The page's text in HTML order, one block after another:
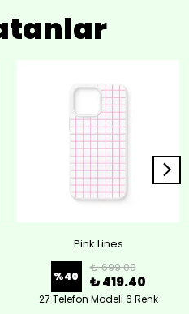
Pink Lines
%40
₺ 699.00
₺ 419.40
27 Telefon Modeli 6 Renk